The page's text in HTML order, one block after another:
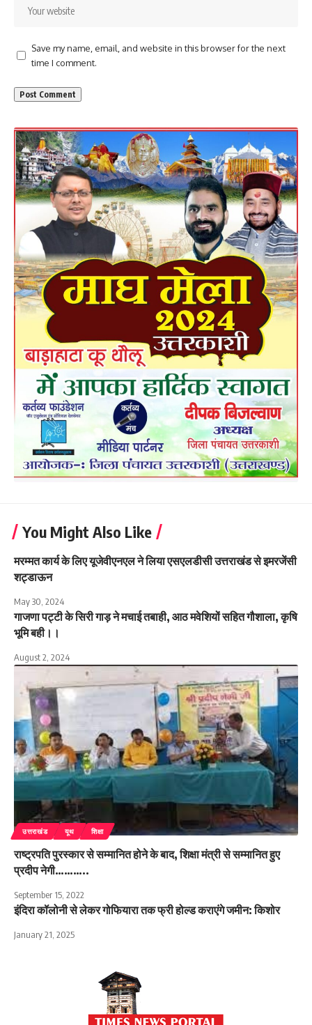
Save my name, email, and website in this browser for the next
time I comment.
You Might Also Like
मरम्मत कार्य के लिए यूजेवीएनएल ने लिया एसएलडीसी उत्तराखंड से इमरजेंसी
शट्डाऊन
May 30, 2024
गाजणा पट्टी के सिरी गाड़ ने मचाई तबाही, आठ मवेशियों सहित गौशाला, कृषि
भूमि बही।।
August 2, 2024
उत्तराखंड यूथ शिक्षा
राष्ट्रपति पुरस्कार से सम्मानित होने के बाद, शिक्षा मंत्री से सम्मानित हुए
प्रदीप नेगी………..
September 15, 2022
इंदिरा कॉलोनी से लेकर गोफियारा तक फ्री होल्ड कराएंगे जमीन: किशोर
January 21, 2025